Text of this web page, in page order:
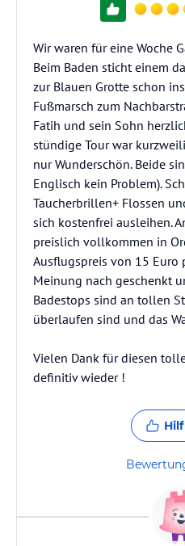
Wir waren für eine Woche
Beim Baden sticht einem
zur Blauen Grotte schon
Fußmarsch zum
Fatih und sein Sohn
stündige Tour war
nur Wunderschön. Beide
Englisch kein Problem).
Taucherbrillen+ Flossen
sich kostenfrei ausleihen.
preislich vollkommen in
Ausflugspreis von 15 Euro
Meinung nach geschenkt
Badestops sind an tollen
überlaufen sind und das
Vielen Dank für diesen
definitiv wieder !